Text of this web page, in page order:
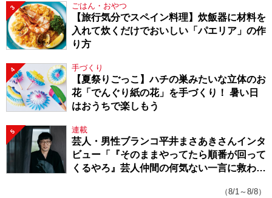
3 ごはん・おやつ
【旅行気分でスペイン料理】炊飯器に材料を
入れて炊くだけでおいしい「パエリア」の作
り方
4 手づくり
【夏祭りごっこ】ハチの巣みたいな立体のお
花「でんぐり紙の花」を手づくり！ 暑い日
はおうちで楽しもう
5 連載
芸人・男性ブランコ平井まさあきさんインタ
ビュー「『そのままやってたら順番が回って
くるやろ』芸人仲間の何気ない一言に救われ
（8/1～8/8）